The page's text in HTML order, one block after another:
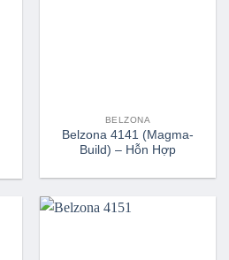
BELZONA
Belzona 4141 (Magma-
Build) – Hỗn Hợp